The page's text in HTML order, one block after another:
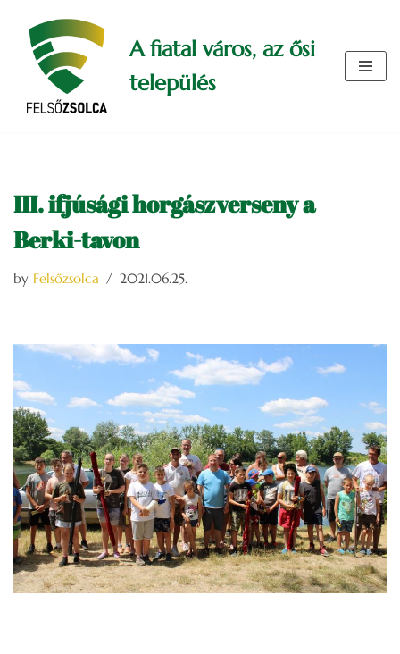
Skip
content
A fiatal város, az ősi
település
III. ifjúsági horgászverseny a
Berki-tavon
by Felsőzsolca 2021.06.25.